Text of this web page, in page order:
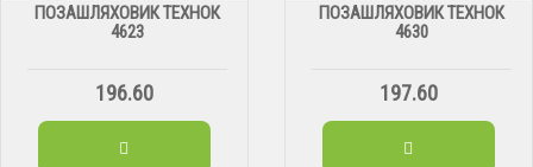
ПОЗАШЛЯХОВИК ТЕХНОК
4623
196.60
ПОЗАШЛЯХОВИК ТЕХНОК
4630
197.60